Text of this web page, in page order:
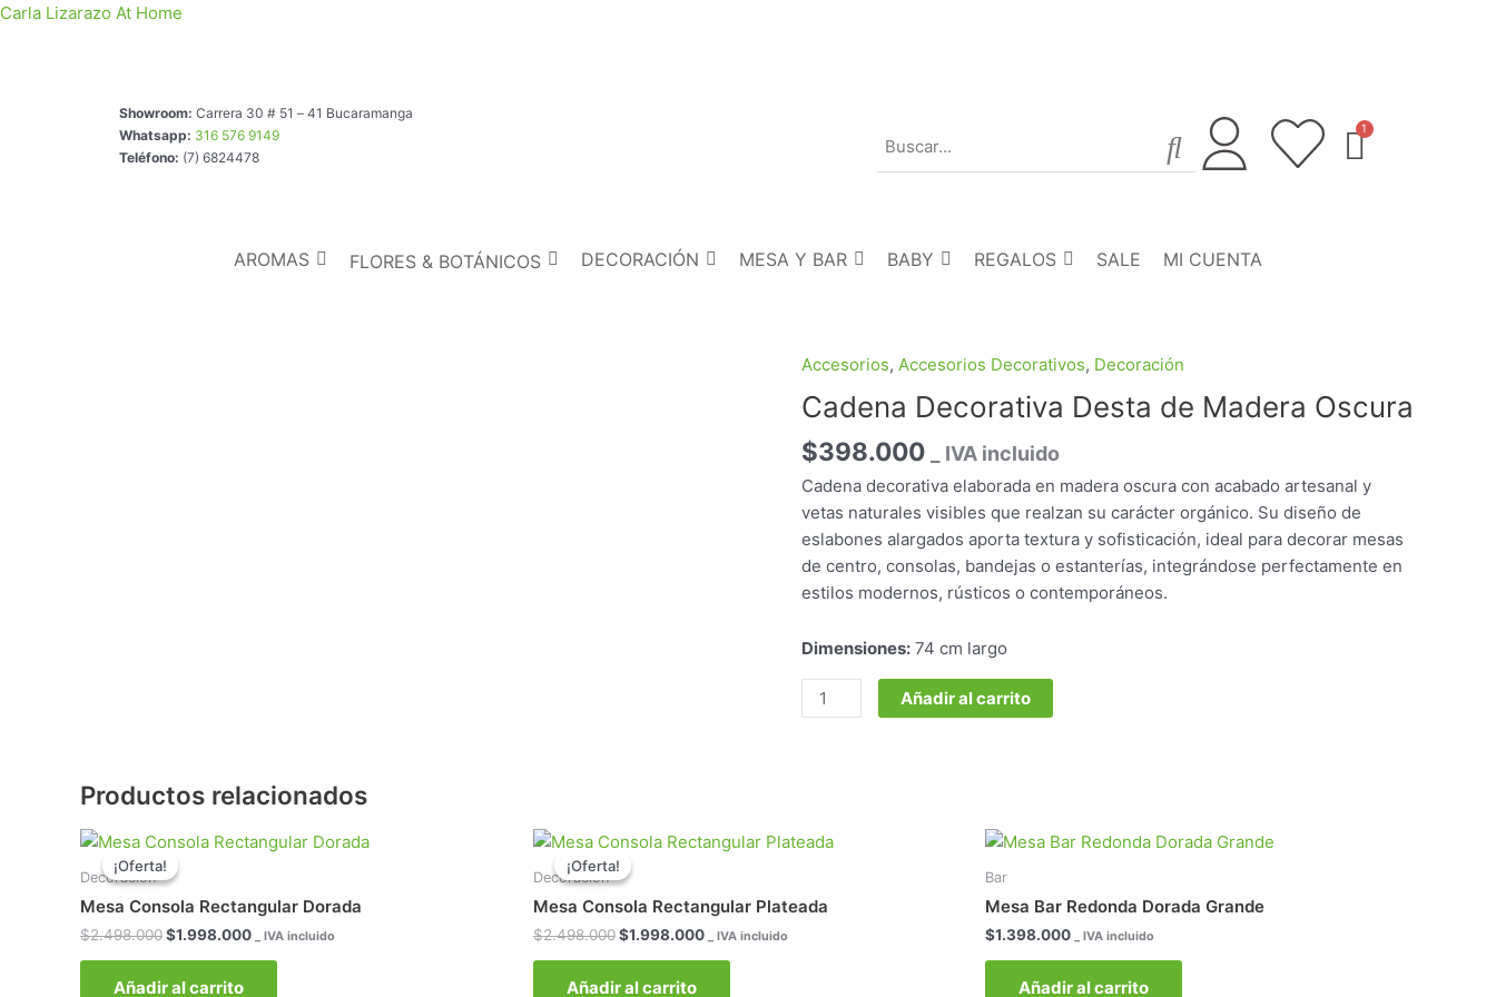
Ir
Carla Lizarazo At Home
Showroom: Carrera 30 # 51 – 41 Bucaramanga
Whatsapp: 316 576 9149
Teléfono: (7) 6824478
AROMAS FLORES & BOTÁNICOS DECORACIÓN MESA Y BAR BABY REGALOS SALE MI CUENTA
Accesorios, Accesorios Decorativos, Decoración
Cadena Decorativa Desta de Madera Oscura
$398.000 _ IVA incluido
Cadena decorativa elaborada en madera oscura con acabado artesanal y
vetas naturales visibles que realzan su carácter orgánico. Su diseño de
eslabones alargados aporta textura y sofisticación, ideal para decorar mesas
de centro, consolas, bandejas o estanterías, integrándose perfectamente en
estilos modernos, rústicos o contemporáneos.
Dimensiones: 74 cm largo
Cadena
Decorativa
Desta
de
Madera
cantidad
Añadir al carrito
Productos relacionados
¡Oferta!
¡Oferta!
Decoración
Mesa Consola Rectangular Dorada
$2.498.000
El
original
$2.498.000.
$1.998.000
El
precio
$1.998.000.
_ IVA incluido
Añadir al carrito
¡Oferta!
¡Oferta!
Decoración
Mesa Consola Rectangular Plateada
$2.498.000
El
original
$2.498.000.
$1.998.000
El
precio
$1.998.000.
_ IVA incluido
Añadir al carrito
Bar
Mesa Bar Redonda Dorada Grande
$1.398.000 _ IVA incluido
Añadir al carrito